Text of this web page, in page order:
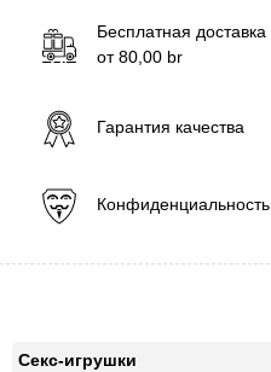
Бесплатная доставка
от80,00 br
Гарантия качества
Конфиденциальность
Секс-игрушки